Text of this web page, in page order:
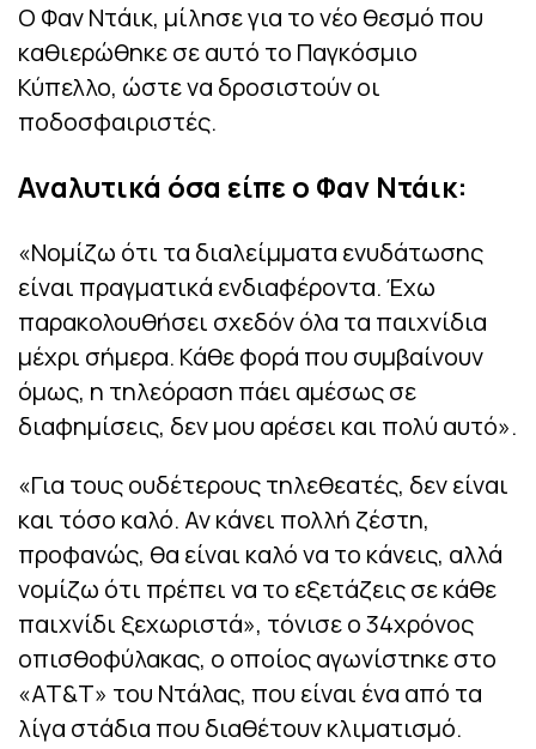
Ο Φαν Ντάικ, μίλησε για το νέο θεσμό που
καθιερώθηκε σε αυτό το Παγκόσμιο
Κύπελλο, ώστε να δροσιστούν οι
ποδοσφαιριστές.
Αναλυτικά όσα είπε ο Φαν Ντάικ:
«Νομίζω ότι τα διαλείμματα ενυδάτωσης
είναι πραγματικά ενδιαφέροντα. Έχω
παρακολουθήσει σχεδόν όλα τα παιχνίδια
μέχρι σήμερα. Κάθε φορά που συμβαίνουν
όμως, η τηλεόραση πάει αμέσως σε
διαφημίσεις, δεν μου αρέσει και πολύ αυτό».
«Για τους ουδέτερους τηλεθεατές, δεν είναι
και τόσο καλό. Αν κάνει πολλή ζέστη,
προφανώς, θα είναι καλό να το κάνεις, αλλά
νομίζω ότι πρέπει να το εξετάζεις σε κάθε
παιχνίδι ξεχωριστά», τόνισε ο 34χρόνος
οπισθοφύλακας, ο οποίος αγωνίστηκε στο
«AT&T» του Ντάλας, που είναι ένα από τα
λίγα στάδια που διαθέτουν κλιματισμό.